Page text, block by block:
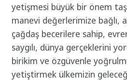
yetişmesi büyük bir önem
manevi değerlerimize bağlı,
çağdaş becerilere sahip,
saygılı, dünya gerçeklerini
birikim ve özgüvenle
yetiştirmek ülkemizin